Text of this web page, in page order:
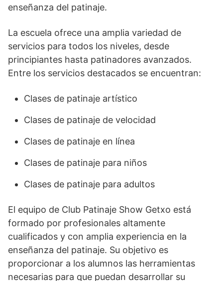
enseñanza del patinaje.
La escuela ofrece una amplia variedad de
servicios para todos los niveles, desde
principiantes hasta patinadores avanzados.
Entre los servicios destacados se encuentran:
Clases de patinaje artístico
Clases de patinaje de velocidad
Clases de patinaje en línea
Clases de patinaje para niños
Clases de patinaje para adultos
El equipo de Club Patinaje Show Getxo está
formado por profesionales altamente
cualificados y con amplia experiencia en la
enseñanza del patinaje. Su objetivo es
proporcionar a los alumnos las herramientas
necesarias para que puedan desarrollar su